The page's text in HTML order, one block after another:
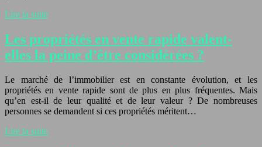
Lire la suite
Les propriétés en vente rapide valent-
elles la peine d’être considérées ?
Le marché de l’immobilier est en constante évolution, et les
propriétés en vente rapide sont de plus en plus fréquentes. Mais
qu’en est-il de leur qualité et de leur valeur ? De nombreuses
personnes se demandent si ces propriétés méritent…
Lire la suite